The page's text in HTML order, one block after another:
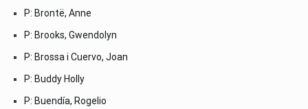
P: Brontë, Anne
P: Brooks, Gwendolyn
P: Brossa i Cuervo, Joan
P: Buddy Holly
P: Buendía, Rogelio